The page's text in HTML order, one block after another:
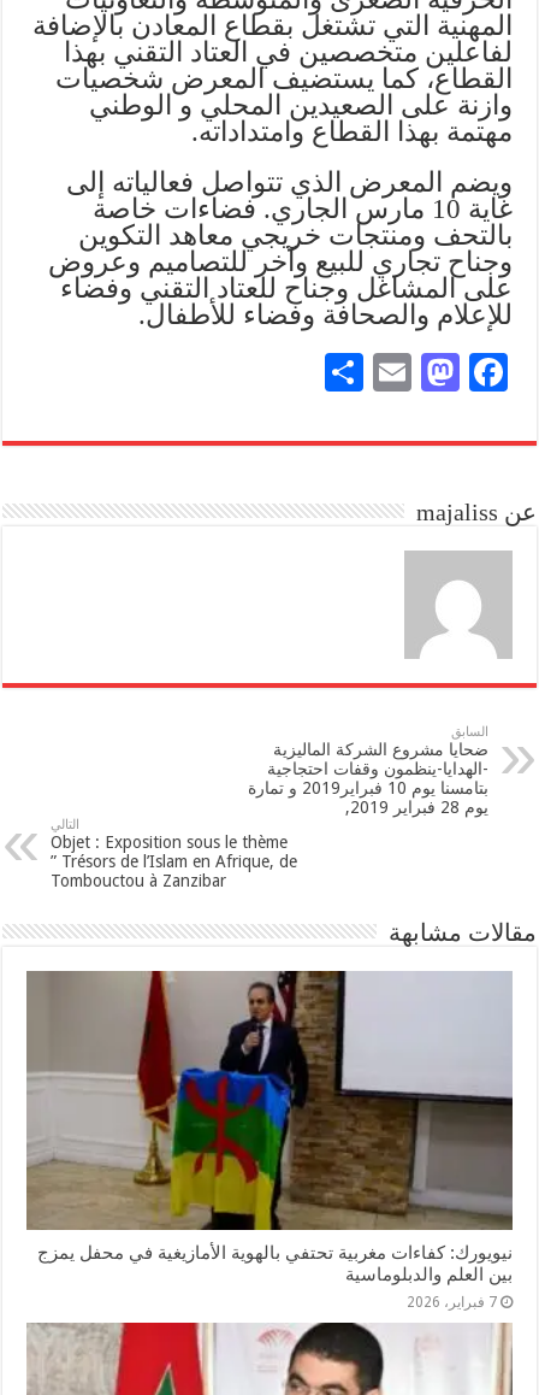
المهنية التي تشتغل بقطاع المعادن بالإضافة
لفاعلين متخصصين في العتاد التقني بهذا
القطاع، كما يستضيف المعرض شخصيات
وازنة على الصعيدين المحلي و الوطني
مهتمة بهذا القطاع وامتداداته.
ويضم المعرض الذي تتواصل فعالياته إلى
غاية 10 مارس الجاري. فضاءات خاصة
بالتحف ومنتجات خريجي معاهد التكوين
وجناح تجاري للبيع وآخر للتصاميم وعروض
على المشاغل وجناح للعتاد التقني وفضاء
للإعلام والصحافة وفضاء للأطفال.
Fa
bo
M
to
n
E
ail
re
عن majaliss
السابق
ضحايا مشروع الشركة الماليزية
-الهدايا-ينظمون وقفات احتجاجية
بتامسنا يوم 10 فبراير2019 و تمارة
يوم 28 فبراير 2019,
التالي
Objet : Exposition sous le thème
” Trésors de l’Islam en Afrique, de
Tombouctou à Zanzibar
مقالات مشابهة
نيويورك: كفاءات مغربية تحتفي بالهوية الأمازيغية في محفل يمزج
بين العلم والدبلوماسية
7 فبراير، 2026